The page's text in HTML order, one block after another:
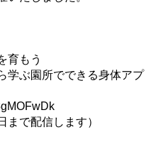
育もう
園所でできる身体アプ
配信します）